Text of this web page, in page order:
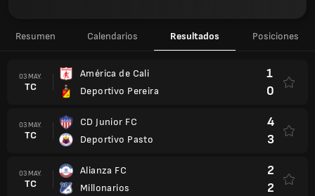
Resumen Calendarios Resultados Posiciones
03 MAY.
TC
América de Cali
Deportivo Pereira
1
0
03 MAY.
TC
CD Junior FC
Deportivo Pasto
4
3
03 MAY.
TC
Alianza FC
Millonarios
2
2